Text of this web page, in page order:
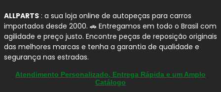
ALLPARTS : a sua loja online de autopeças para carros
importados desde 2000. 🚗 Entregamos em todo o Brasil com
agilidade e preço justo. Encontre peças de reposição originais
das melhores marcas e tenha a garantia de qualidade e
segurança nas estradas.
Atendimento Personalizado, Entrega Rápida e um Amplo
Catálogo